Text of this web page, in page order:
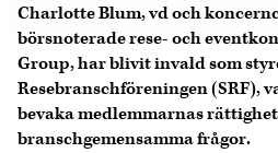
Charlotte Blum, vd och
börsnoterade rese- och
Group, har blivit invald som
Resebranschföreningen (SRF),
bevaka medlemmarnas
branschgemensamma frågor.